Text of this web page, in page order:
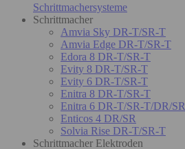
Schrittmachersysteme
Schrittmacher
Amvia Sky DR-T/SR-T
Amvia Edge DR-T/SR-T
Edora 8 DR-T/SR-T
Evity 8 DR-T/SR-T
Evity 6 DR-T/SR-T
Enitra 8 DR-T/SR-T
Enitra 6 DR-T/SR-T/DR/SR
Enticos 4 DR/SR
Solvia Rise DR-T/SR-T
Schrittmacher Elektroden